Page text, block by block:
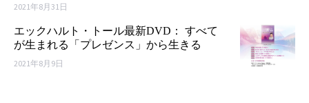
2021年8月31日
エックハルト・トール最新DVD： すべて
が生まれる「プレゼンス」から生きる
2021年8月9日